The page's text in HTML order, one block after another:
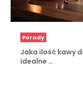
Porady
Jaka ilość kawy
idealne …